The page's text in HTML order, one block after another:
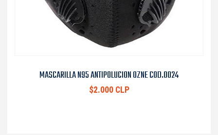
MASCARILLA N95 ANTIPOLUCION OZNE COD.0024
$2.000 CLP